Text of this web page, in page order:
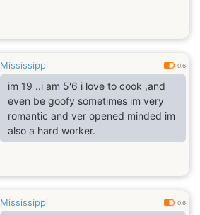
Mississippi 0.6
im 19 ..i am 5'6 i love to cook ,and
even be goofy sometimes im very
romantic and ver opened minded im
also a hard worker.
Mississippi 0.6